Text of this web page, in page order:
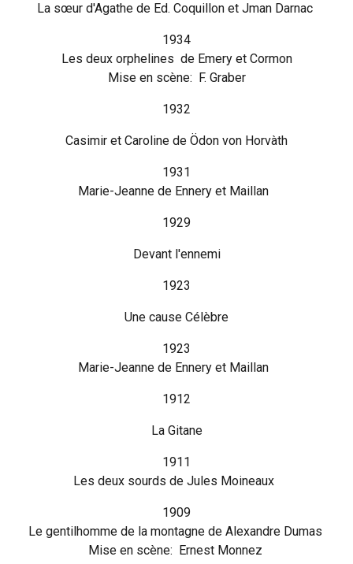
La sœur d'Agathe de Ed. Coquillon et Jman Darnac
1934
Les deux orphelines de Emery et Cormon
Mise en scène: F. Graber
1932
Casimir et Caroline de Ödon von Horvàth
1931
Marie-Jeanne de Ennery et Maillan
1929
Devant l'ennemi
1923
Une cause Célèbre
1923
Marie-Jeanne de Ennery et Maillan
1912
La Gitane
1911
Les deux sourds de Jules Moineaux
1909
Le gentilhomme de la montagne de Alexandre Dumas
Mise en scène: Ernest Monnez